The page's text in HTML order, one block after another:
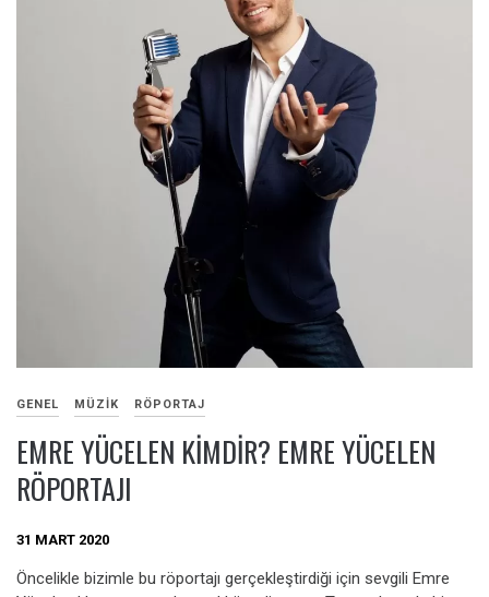
GENEL MÜZIK RÖPORTAJ
EMRE YÜCELEN KIMDIR? EMRE YÜCELEN
RÖPORTAJI
31 MART 2020
Öncelikle bizimle bu röportajı gerçekleştirdiği için sevgili Emre